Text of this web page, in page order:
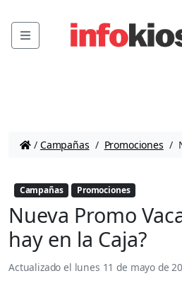
Menu
/ Campañas / Promociones /
Campañas Promociones
Nueva Promo
hay en la Caja?
Actualizado el lunes 11 de mayo de